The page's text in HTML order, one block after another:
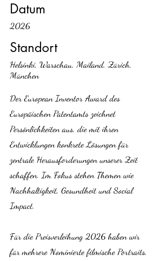
Datum
2026
Standort
Helsinki, Warschau, Mailand, Zürich,
München
Der European Inventor Award des
Europäischen Patentamts zeichnet
Persönlichkeiten aus, die mit ihren
Entwicklungen konkrete Lösungen für
zentrale Herausforderungen unserer Zeit
schaffen. Im Fokus stehen Themen wie
Nachhaltigkeit, Gesundheit und Social
Impact.
Für die Preisverleihung 2026 haben wir
für mehrere Nominierte filmische Portraits,